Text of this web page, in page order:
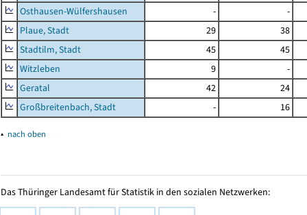
Osthausen-Wülfershausen
- -
Plaue, Stadt
29 38
Stadtilm, Stadt
45 45
Witzleben
9 -
Geratal
42 24
Großbreitenbach, Stadt
- 16
▴ nach oben
Das Thüringer Landesamt für Statistik in den sozialen Netzwerken: